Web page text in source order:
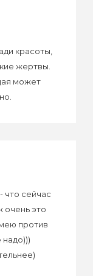
красоты,
жертвы.
может
что сейчас
очень это
против